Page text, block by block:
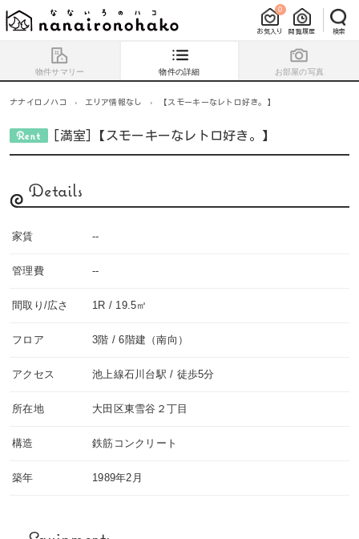
お気入り
0
閲覧履歴 検索
物件サマリー 物件の詳細 お部屋の写真
ナナイロノハコ › エリア情報なし › 【スモーキーなレトロ好き。】
[満室]【スモーキーなレトロ好き。】
Details
家賃 --
管理費 --
間取り/広さ 1R / 19.5㎡
フロア 3階 / 6階建（南向）
アクセス 池上線石川台駅 / 徒歩5分
所在地 大田区東雪谷２丁目
構造 鉄筋コンクリート
築年 1989年2月